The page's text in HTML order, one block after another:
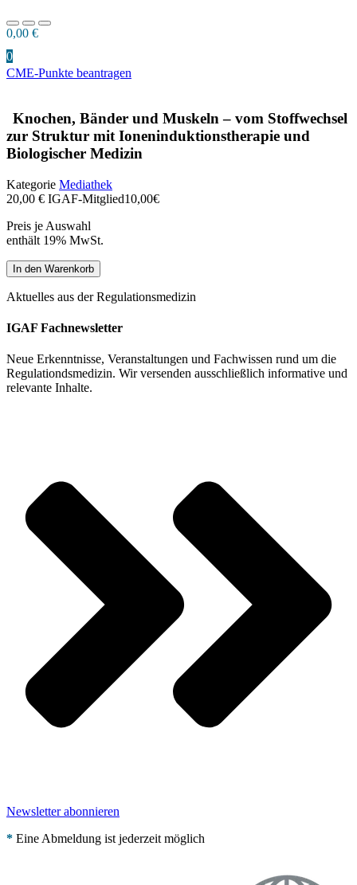
0,00 €
0
CME-Punkte beantragen
Knochen, Bänder und Muskeln – vom Stoffwechsel
zur Struktur mit Ioneninduktionstherapie und
Biologischer Medizin
Kategorie Mediathek
20,00 € IGAF-Mitglied10,00€
Preis je Auswahl
enthält 19% MwSt.
Knochen,
Bänder
und
–
Stoffwechsel
zur
Struktur
mit
In den Warenkorb
Aktuelles aus der Regulationsmedizin
IGAF Fachnewsletter
Neue Erkenntnisse, Veranstaltungen und Fachwissen rund um die
Regulationdsmedizin. Wir versenden ausschließlich informative und
relevante Inhalte.
Newsletter abonnieren
* Eine Abmeldung ist jederzeit möglich